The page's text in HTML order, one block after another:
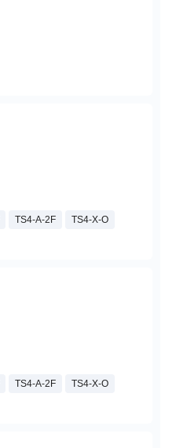
TS4-A-2F TS4-X-O
TS4-A-2F TS4-X-O